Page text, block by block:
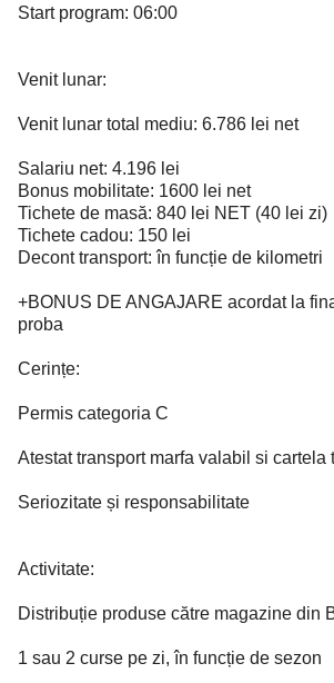
Start program: 06:00
Venit lunar:
Venit lunar total mediu: 6.786 lei net
Salariu net: 4.196 lei
Bonus mobilitate: 1600 lei net
Tichete de masă: 840 lei NET (40 lei zi)
Tichete cadou: 150 lei
Decont transport: în funcție de kilometri
+BONUS DE ANGAJARE acordat la
proba
Cerințe:
Permis categoria C
Atestat transport marfa valabil si cartela
Seriozitate și responsabilitate
Activitate:
Distribuție produse către magazine din
1 sau 2 curse pe zi, în funcție de sezon